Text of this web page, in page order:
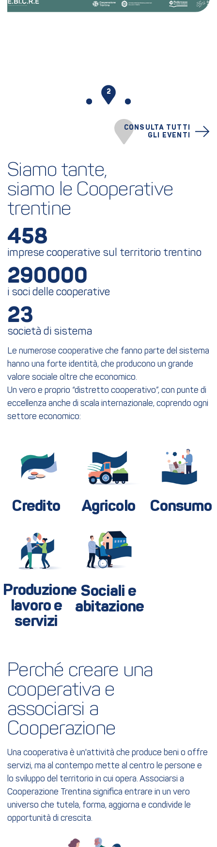
CONSULTA TUTTI
GLI EVENTI
2
Siamo tante,
siamo le Cooperative
trentine
458
imprese cooperative sul territorio trentino
290000
i soci delle cooperative
23
società di sistema
Le numerose cooperative che fanno parte del sistema
hanno una forte identità, che producono un grande
valore sociale oltre che economico.
Un vero e proprio “distretto cooperativo”, con punte di
eccellenza anche di scala internazionale, coprendo ogni
settore economico:
Credito Agricolo Consumo
Produzione
lavoro e
servizi
Sociali e
abitazione
Perché creare una
cooperativa e
associarsi a
Cooperazione
Una cooperativa è un'attività che produce beni o offre
servizi, ma al contempo mette al centro le persone e
lo sviluppo del territorio in cui opera. Associarsi a
Cooperazione Trentina significa entrare in un vero
universo che tutela, forma, aggiorna e condivide le
opportunità di crescita.